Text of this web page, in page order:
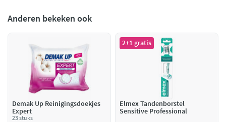
Anderen bekeken ook
Demak Up Reinigingsdoekjes
Expert
23 stuks
2+1 gratis
Elmex Tandenborstel
Sensitive Professional